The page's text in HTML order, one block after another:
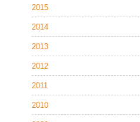
2015
2014
2013
2012
2011
2010